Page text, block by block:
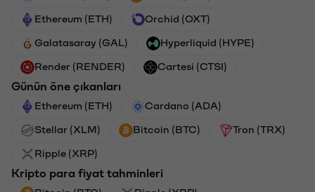
Ethereum (ETH) Orchid (OXT)
Galatasaray (GAL) Hyperliquid (HYPE)
Render (RENDER) Cartesi (CTSI)
Günün öne çıkanları
Ethereum (ETH) Cardano (ADA)
Stellar (XLM) Bitcoin (BTC) Tron (TRX)
Ripple (XRP)
Kripto para fiyat tahminleri